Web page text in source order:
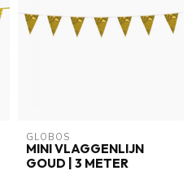
GLOBOS
MINI VLAGGENLIJN
GOUD | 3 METER